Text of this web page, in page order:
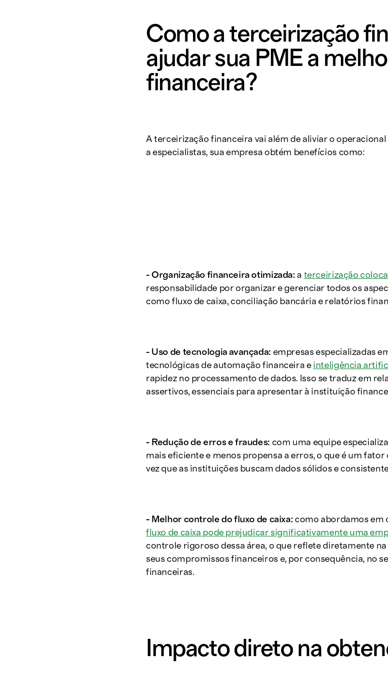
Como a terceirização
ajudar sua PME a
financeira?
A terceirização financeira vai além de aliviar o
a especialistas, sua empresa obtém benefícios como:
- Organização financeira otimizada: a terceirização
responsabilidade por organizar e gerenciar todos os
como fluxo de caixa, conciliação bancária e relatórios
- Uso de tecnologia avançada: empresas especializadas
tecnológicas de automação financeira e inteligência
rapidez no processamento de dados. Isso se traduz em
assertivos, essenciais para apresentar à instituição
- Redução de erros e fraudes: com uma equipe
mais eficiente e menos propensa a erros, o que é um fator
vez que as instituições buscam dados sólidos e
- Melhor controle do fluxo de caixa: como abordamos em
fluxo de caixa pode prejudicar significativamente uma
controle rigoroso dessa área, o que reflete diretamente
seus compromissos financeiros e, por consequência, no
financeiras.
Impacto direto na